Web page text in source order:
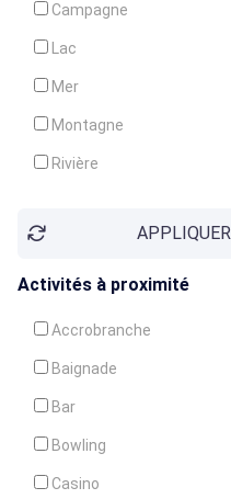
Campagne
Lac
Mer
Montagne
Rivière
APPLIQUER
Activités à proximité
Accrobranche
Baignade
Bar
Bowling
Casino